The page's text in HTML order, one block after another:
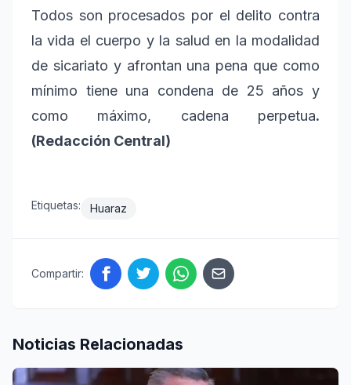
Todos son procesados por el delito contra
la vida el cuerpo y la salud en la modalidad
de sicariato y afrontan una pena que como
mínimo tiene una condena de 25 años y
como máximo, cadena perpetua.
(Redacción Central)
Etiquetas: Huaraz
Compartir:
Noticias Relacionadas